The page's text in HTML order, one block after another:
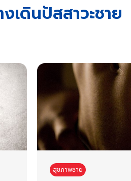
เดินปัสสาวะชาย
สุขภาพชาย